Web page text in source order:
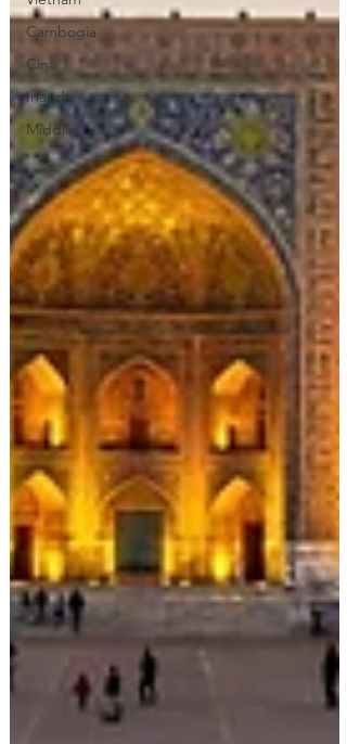
Cambogia
Cina
Irlanda
Middle